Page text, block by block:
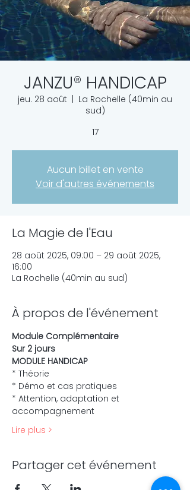
JANZU® HANDICAP
jeu. 28 août
La Rochelle (40min au
sud)
17
Aucun billet en vente
Voir d'autres événements
La Magie de l'Eau
28 août 2025, 09:00 – 29 août 2025,
16:00
La Rochelle (40min au sud)
À propos de l'événement
Module Complémentaire
Sur 2 jours
MODULE HANDICAP
* Théorie
* Démo et cas pratiques
* Attention, adaptation et
accompagnement
Lire plus >
Partager cet événement